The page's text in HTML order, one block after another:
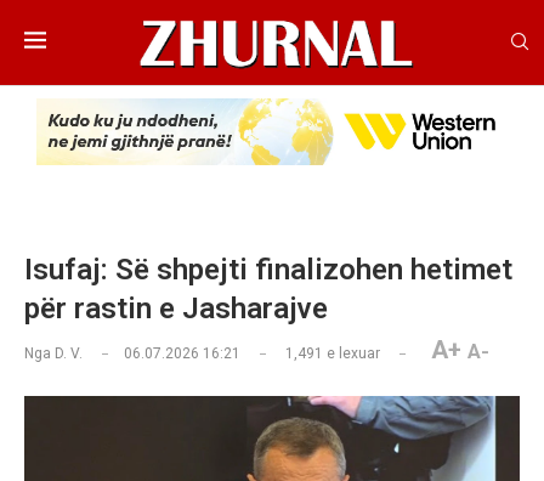
Isufaj: Së shpejti finalizohen hetimet
për rastin e Jasharajve
Nga D. V. 06.07.2026 16:21 1,491 e lexuar A+ A-